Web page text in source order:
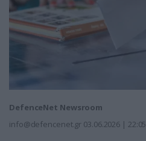
DefenceNet Newsroom
info@defencenet.gr 03.06.2026 | 22:05